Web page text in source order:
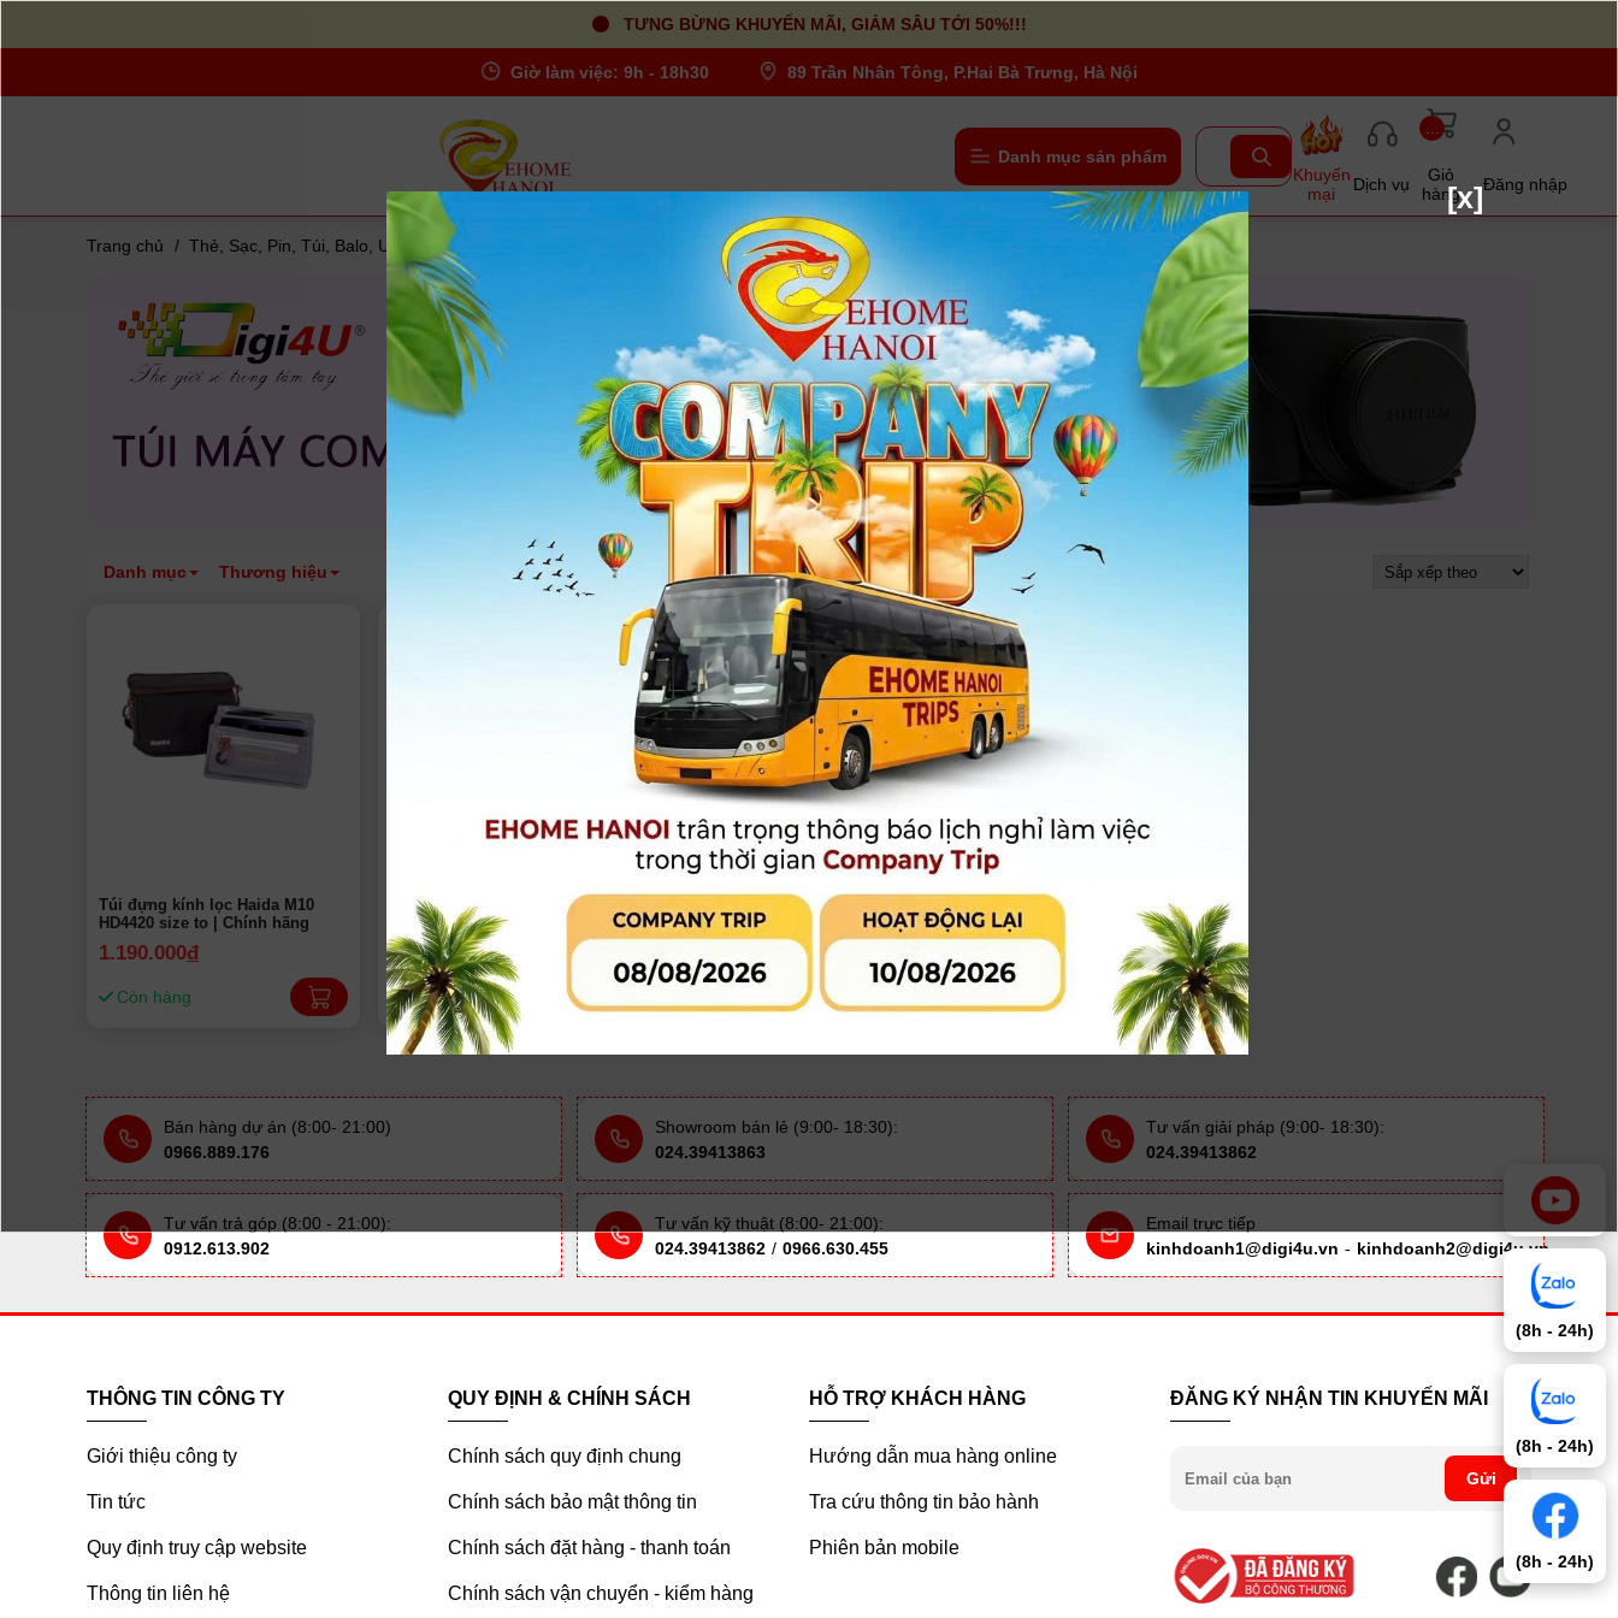
TƯNG BỪNG KHUYẾN MÃI, GIẢM SÂU TỚI 50%!!!
Giờ làm việc: 9h - 18h30 89 Trần Nhân Tông, P.Hai Bà Trưng, Hà Nội
Danh mục sản phẩm
Khuyến
mại
Dịch vụ
Giỏ
hàng
Đăng nhập
Trang chủ / Thẻ, Sạc, Pin, Túi, Balo, UV-Filters... Túi, Ba lô, Vali, Hộp chống sốc /Túi máy compact
Danh mục Thương hiệu
Túi đựng kính lọc Haida M10
HD4420 size to | Chính hãng
1.190.000đ
Còn hàng
Túi đựng kính lọc Haida M10
filter pouch HD4255 | Chính hãng
840.000đ
Còn hàng
Bán hàng dự án (8:00- 21:00)
0966.889.176
Showroom bán lẻ (9:00- 18:30):
024.39413863
Tư vấn giải pháp (9:00- 18:30):
024.39413862
Tư vấn trả góp (8:00 - 21:00):
0912.613.902
Tư vấn kỹ thuật (8:00- 21:00):
024.39413862 / 0966.630.455
Email trực tiếp
kinhdoanh1@digi4u.vn - kinhdoanh2@digi4u.vn
THÔNG TIN CÔNG TY
Giới thiệu công ty
Tin tức
Quy định truy cập website
Thông tin liên hệ
QUY ĐỊNH & CHÍNH SÁCH
Chính sách quy định chung
Chính sách bảo mật thông tin
Chính sách đặt hàng - thanh toán
Chính sách vận chuyển - kiểm hàng
HỖ TRỢ KHÁCH HÀNG
Hướng dẫn mua hàng online
Tra cứu thông tin bảo hành
Phiên bản mobile
ĐĂNG KÝ NHẬN TIN KHUYẾN MÃI
Gửi
[x]
(8h - 24h)
(8h - 24h)
(8h - 24h)